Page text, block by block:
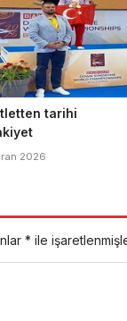
tarihi
2026
* ile